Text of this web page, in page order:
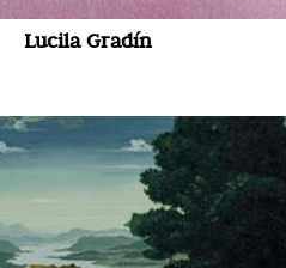
Lucila Gradín